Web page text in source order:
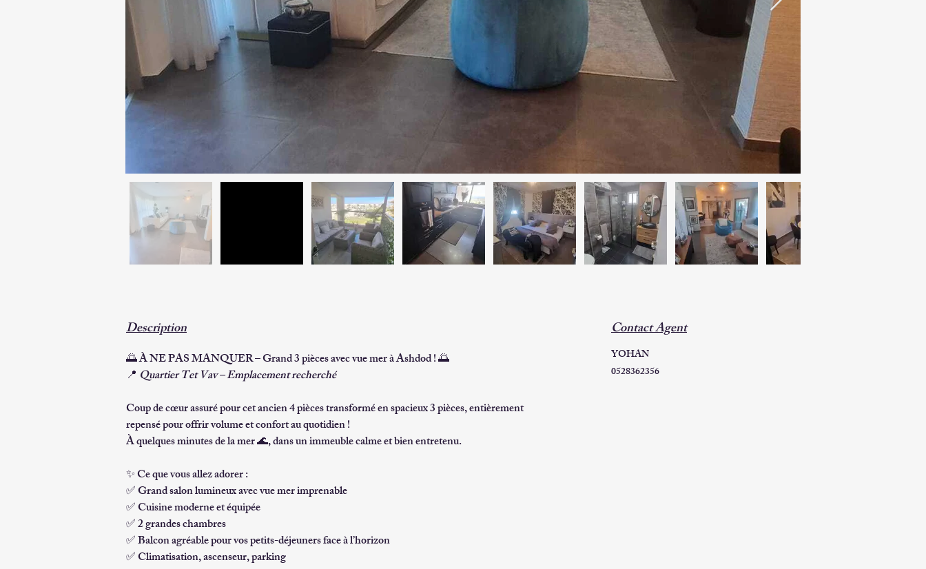
Description
🌅 À NE PAS MANQUER – Grand 3 pièces avec vue mer à Ashdod ! 🌅
📍 Quartier Tet Vav – Emplacement recherché
Coup de cœur assuré pour cet ancien 4 pièces transformé en spacieux 3 pièces, entièrement
repensé pour offrir volume et confort au quotidien !
À quelques minutes de la mer 🌊, dans un immeuble calme et bien entretenu.
✨ Ce que vous allez adorer :
✅ Grand salon lumineux avec vue mer imprenable
✅ Cuisine moderne et équipée
✅ 2 grandes chambres
✅ Balcon agréable pour vos petits-déjeuners face à l’horizon
✅ Climatisation, ascenseur, parking
Contact Agent
YOHAN
0528362356